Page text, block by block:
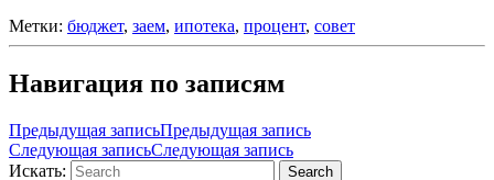
Метки: бюджет, заем, ипотека, процент, совет
Навигация по записям
Предыдущая записьПредыдущая запись
Следующая записьСледующая запись
Искать:
Search